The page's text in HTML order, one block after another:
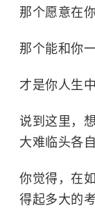
那个愿意在
那个能和你
才是你人生
说到这里，
大难临头各
你觉得，在
得起多大的考